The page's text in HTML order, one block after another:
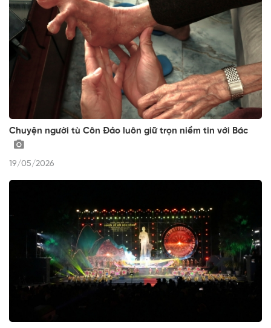
Chuyện người tù Côn Đảo luôn giữ trọn niềm tin với Bác
19/05/2026